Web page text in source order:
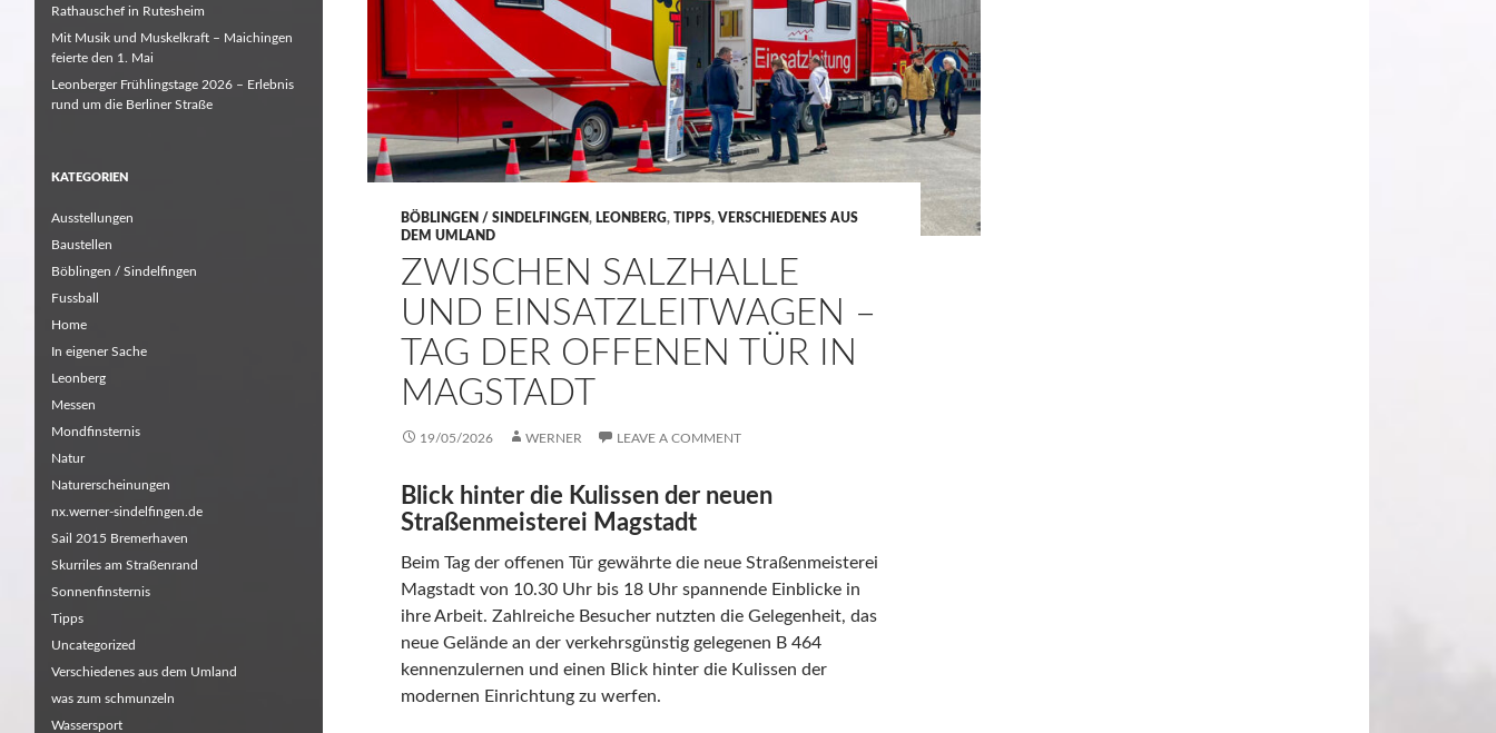
BÖBLINGEN / SINDELFINGEN, LEONBERG, TIPPS, VERSCHIEDENES AUS
DEM UMLAND
ZWISCHEN SALZHALLE
UND EINSATZLEITWAGEN –
TAG DER OFFENEN TÜR IN
MAGSTADT
19/05/2026 WERNER LEAVE A COMMENT
Blick hinter die Kulissen der neuen
Straßenmeisterei Magstadt
Beim Tag der offenen Tür gewährte die neue Straßenmeisterei
Magstadt von 10.30 Uhr bis 18 Uhr spannende Einblicke in
ihre Arbeit. Zahlreiche Besucher nutzten die Gelegenheit, das
neue Gelände an der verkehrsgünstig gelegenen B 464
kennenzulernen und einen Blick hinter die Kulissen der
modernen Einrichtung zu werfen.
Rathauschef in Rutesheim
Mit Musik und Muskelkraft – Maichingen
feierte den 1. Mai
Leonberger Frühlingstage 2026 – Erlebnis
rund um die Berliner Straße
KATEGORIEN
Ausstellungen
Baustellen
Böblingen / Sindelfingen
Fussball
Home
In eigener Sache
Leonberg
Messen
Mondfinsternis
Natur
Naturerscheinungen
nx.werner-sindelfingen.de
Sail 2015 Bremerhaven
Skurriles am Straßenrand
Sonnenfinsternis
Tipps
Uncategorized
Verschiedenes aus dem Umland
was zum schmunzeln
Wassersport